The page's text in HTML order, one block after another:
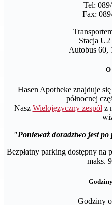
Tel:
Fax:
Stacja
Autobus 60,
O
Hasen Apotheke znajduje
północnej
Nasz Wielojęzyczny zespółz
Ponieważ doradztwo jest po
Bezpłatny parking dostępny
maks.
Godziny